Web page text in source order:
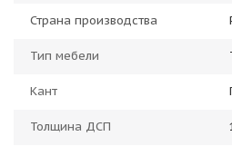
Страна производства
Тип мебели
Кант
Толщина ДСП